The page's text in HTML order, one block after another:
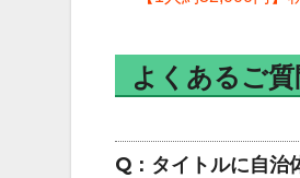
よくあるご質
Q：タイトルに自治